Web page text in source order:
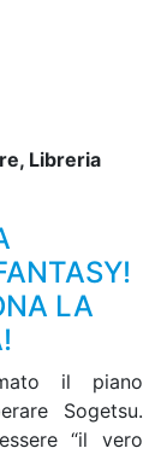
Libreria
LA
il piano
Sogetsu.
“il vero